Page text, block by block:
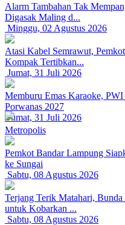
Alarm Tambahan Tak
Digasak Maling d...
Minggu, 02 Agustus 2026
Atasi Kabel Semrawut,
Kompak Tertibkan...
Jumat, 31 Juli 2026
Memburu Emas Karaoke,
Porwanas 2027
Jumat, 31 Juli 2026
Metropolis
Pemkot Bandar Lampung
ke Sungai
Sabtu, 08 Agustus 2026
Terjang Terik Matahari,
untuk Kobarkan ...
Sabtu, 08 Agustus 2026